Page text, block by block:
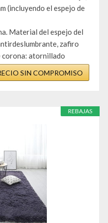
(incluyendo el espejo de
Material del espejo del
zafiro
corona: atornillado
SIN COMPROMISO
REBAJAS